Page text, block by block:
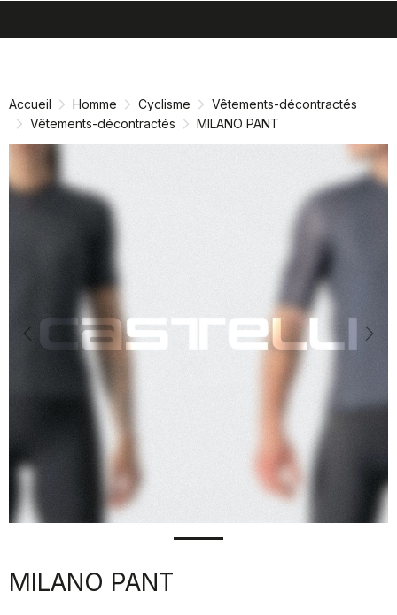
directement
navigation
directement
Accueil Homme Cyclisme
Vêtements-décontractés
Vêtements-décontractés
MILANO PANT
Previous
MILANO PANT